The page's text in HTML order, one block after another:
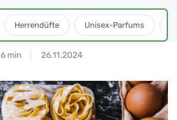
Herrendüfte Unisex-Parfums
6 min 26.11.2024